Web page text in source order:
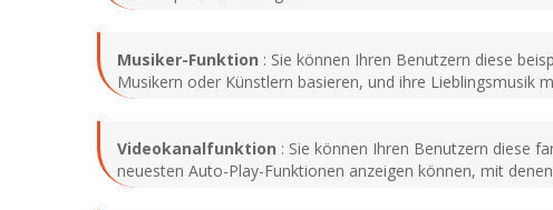
Musiker-Funktion : Sie können Ihren Benutzern diese
Musikern oder Künstlern basieren, und ihre Lieblingsmusik
Videokanalfunktion : Sie können Ihren Benutzern diese
neuesten Auto-Play-Funktionen anzeigen können, mit